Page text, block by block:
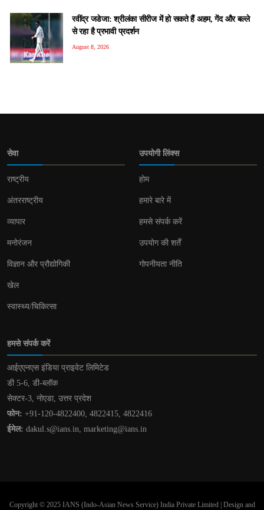
रवींद्र जडेजा: श्रीलंका सीरीज में हो सकते हैं अहम, गेंद और बल्ले
से रहा है प्रभावी प्रदर्शन
August 8, 2026
सेवा
राष्ट्रीय
अंतरराष्ट्रीय
व्यापार
मनोरंजन
विज्ञान और प्रौद्योगिकी
खेल
स्वास्थ्य/चिकित्सा
उपयोगी लिंक्स
होम
हमारे बारे में
हमसे संपर्क करें
उपयोग की शर्तें
गोपनीयता नीति
हमसे संपर्क करें
आईएएनएस इंडिया प्राइवेट लिमिटेड
डी 5-6, डी-ब्लॉक
सेक्टर-3, नोएडा, उत्तर प्रदेश
फोन: +91-120-4822400, 4822415, 4822416
ईमेल: dakul.s@ians.in, marketing@ians.in
Copyright © 2025 IANS (Indo-Asian News Service) India Private Limited | Design and